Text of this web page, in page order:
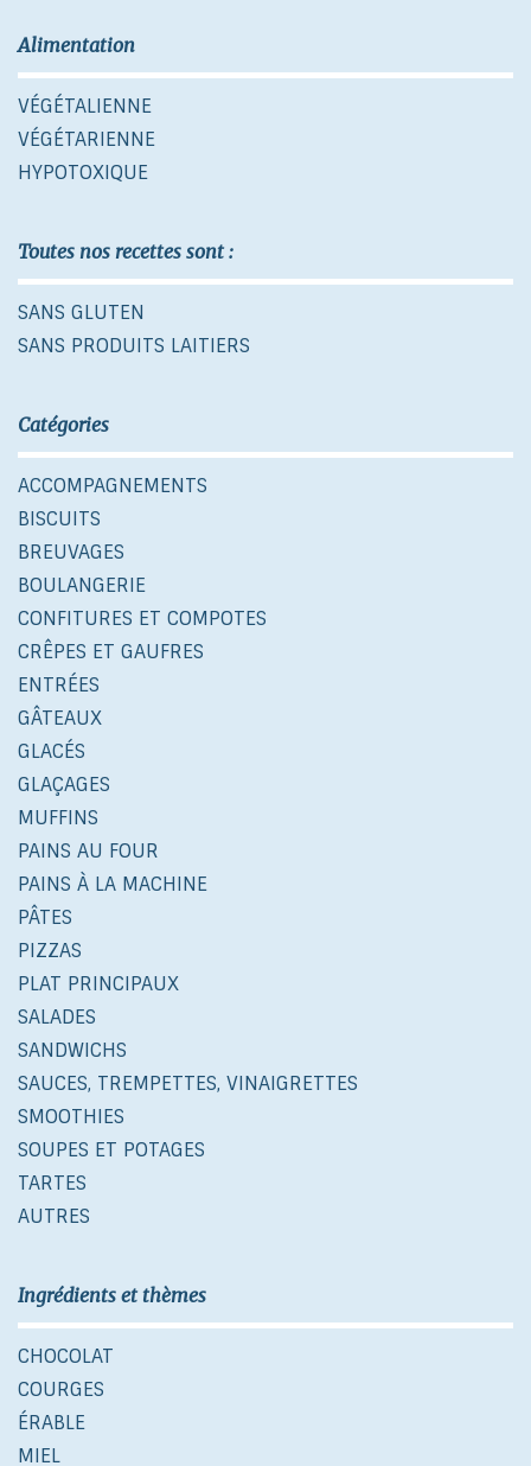
Alimentation
VÉGÉTALIENNE
VÉGÉTARIENNE
HYPOTOXIQUE
Toutes nos recettes sont :
SANS GLUTEN
SANS PRODUITS LAITIERS
Catégories
ACCOMPAGNEMENTS
BISCUITS
BREUVAGES
BOULANGERIE
CONFITURES ET COMPOTES
CRÊPES ET GAUFRES
ENTRÉES
GÂTEAUX
GLACÉS
GLAÇAGES
MUFFINS
PAINS AU FOUR
PAINS À LA MACHINE
PÂTES
PIZZAS
PLAT PRINCIPAUX
SALADES
SANDWICHS
SAUCES, TREMPETTES, VINAIGRETTES
SMOOTHIES
SOUPES ET POTAGES
TARTES
AUTRES
Ingrédients et thèmes
CHOCOLAT
COURGES
ÉRABLE
MIEL